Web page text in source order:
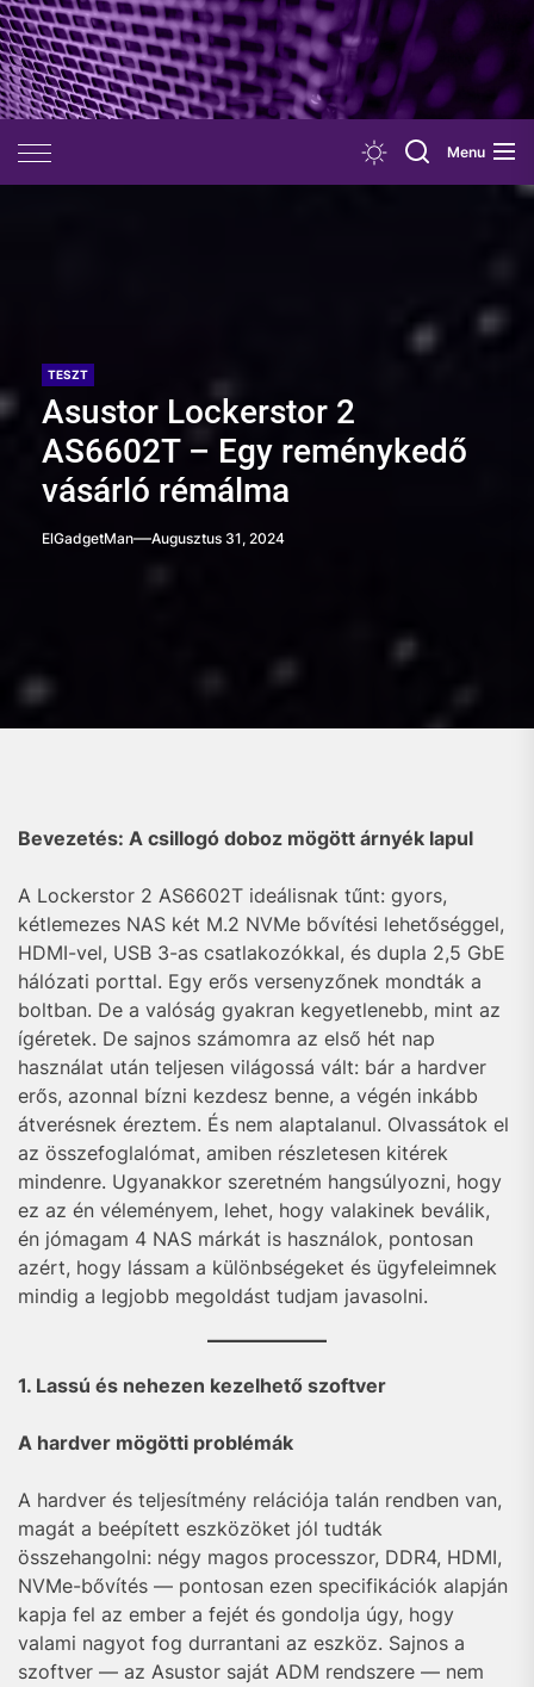
Skip
to
the
content
Menu
TESZT
Asustor Lockerstor 2
AS6602T – Egy reménykedő
vásárló rémálma
ElGadgetMan Augusztus 31, 2024
Bevezetés: A csillogó doboz mögött árnyék lapul
A Lockerstor 2 AS6602T ideálisnak tűnt: gyors,
kétlemezes NAS két M.2 NVMe bővítési lehetőséggel,
HDMI-vel, USB 3-as csatlakozókkal, és dupla 2,5 GbE
hálózati porttal. Egy erős versenyzőnek mondták a
boltban. De a valóság gyakran kegyetlenebb, mint az
ígéretek. De sajnos számomra az első hét nap
használat után teljesen világossá vált: bár a hardver
erős, azonnal bízni kezdesz benne, a végén inkább
átverésnek éreztem. És nem alaptalanul. Olvassátok el
az összefoglalómat, amiben részletesen kitérek
mindenre. Ugyanakkor szeretném hangsúlyozni, hogy
ez az én véleményem, lehet, hogy valakinek beválik,
én jómagam 4 NAS márkát is használok, pontosan
azért, hogy lássam a különbségeket és ügyfeleimnek
mindig a legjobb megoldást tudjam javasolni.
1. Lassú és nehezen kezelhető szoftver
A hardver mögötti problémák
A hardver és teljesítmény relációja talán rendben van,
magát a beépített eszközöket jól tudták
összehangolni: négy magos processzor, DDR4, HDMI,
NVMe-bővítés — pontosan ezen specifikációk alapján
kapja fel az ember a fejét és gondolja úgy, hogy
valami nagyot fog durrantani az eszköz. Sajnos a
szoftver — az Asustor saját ADM rendszere — nem